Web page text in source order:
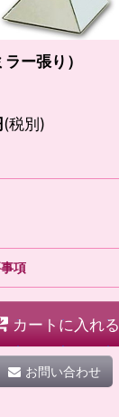
ー張り）
(税別)
項
カートに入れる
お問い合わせ